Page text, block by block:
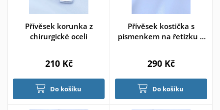
Přívěsek korunka z
chirurgické oceli
210 Kč
Do košíku
Přívěsek kostička s
písmenkem na řetízku >
290 Kč
Do košíku